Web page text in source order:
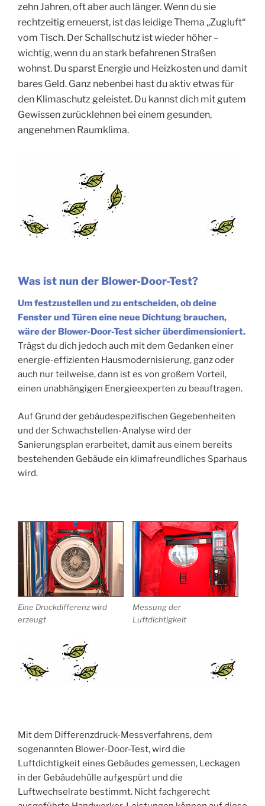
zehn Jahren, oft aber auch länger. Wenn du sie
rechtzeitig erneuerst, ist das leidige Thema „Zugluft“
vom Tisch. Der Schallschutz ist wieder höher –
wichtig, wenn du an stark befahrenen Straßen
wohnst. Du sparst Energie und Heizkosten und damit
bares Geld. Ganz nebenbei hast du aktiv etwas für
den Klimaschutz geleistet. Du kannst dich mit gutem
Gewissen zurücklehnen bei einem gesunden,
angenehmen Raumklima.
Was ist nun der Blower-Door-Test?
Um festzustellen und zu entscheiden, ob deine
Fenster und Türen eine neue Dichtung brauchen,
wäre der Blower-Door-Test sicher überdimensioniert.
Trägst du dich jedoch auch mit dem Gedanken einer
energie-effizienten Hausmodernisierung, ganz oder
auch nur teilweise, dann ist es von großem Vorteil,
einen unabhängigen Energieexperten zu beauftragen.
Auf Grund der gebäudespezifischen Gegebenheiten
und der Schwachstellen-Analyse wird der
Sanierungsplan erarbeitet, damit aus einem bereits
bestehenden Gebäude ein klimafreundliches Sparhaus
wird.
Eine Druckdifferenz wird
erzeugt
Messung der
Luftdichtigkeit
Mit dem Differenzdruck-Messverfahrens, dem
sogenannten Blower-Door-Test, wird die
Luftdichtigkeit eines Gebäudes gemessen, Leckagen
in der Gebäudehülle aufgespürt und die
Luftwechselrate bestimmt. Nicht fachgerecht